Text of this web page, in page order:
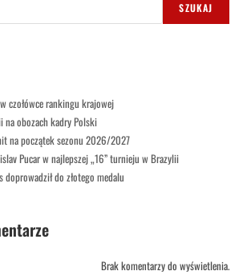
SZUKAJ
czołówce rankingu krajowej
na obozach kadry Polski
na początek sezonu 2026/2027
Pucar w najlepszej „16” turnieju w Brazylii
do złotego medalu
Brak komentarzy do wyświetlenia.